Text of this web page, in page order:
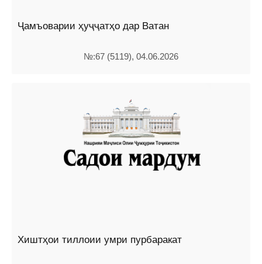
Ҷамъоварии ҳуҷҷатҳо дар Ватан
№:67 (5119), 04.06.2026
Хиштҳои тиллоии умри пурбаракат